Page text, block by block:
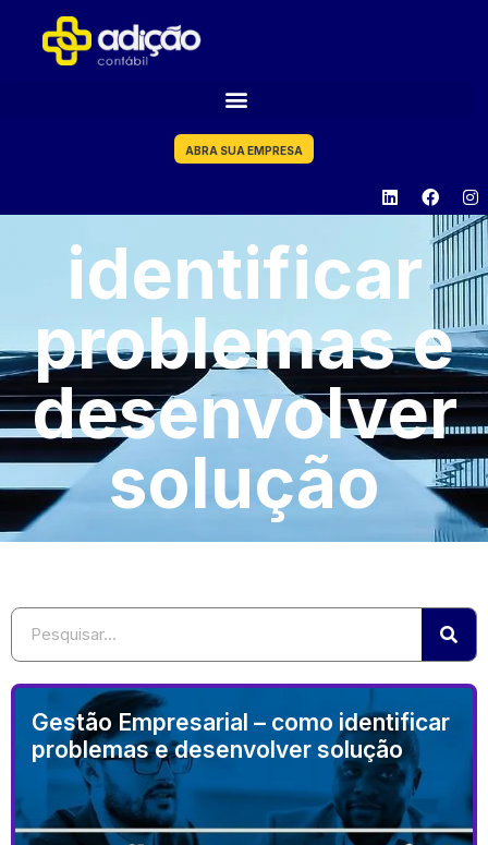
ABRA SUA EMPRESA
identificar
problemas e
desenvolver
solução
Gestão Empresarial – como identificar
problemas e desenvolver solução